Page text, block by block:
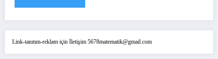
Link-tanıtım-reklam için İletişim 5678matematik@gmail.com